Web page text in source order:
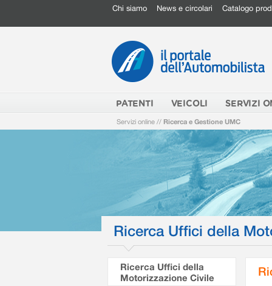
Chi siamo News e circolari Catalogo
PATENTI VEICOLI SERVIZI
Servizi online // Ricerca e Gestione UMC
Ricerca Uffici della
Ricerca Uffici della
Motorizzazione Civile